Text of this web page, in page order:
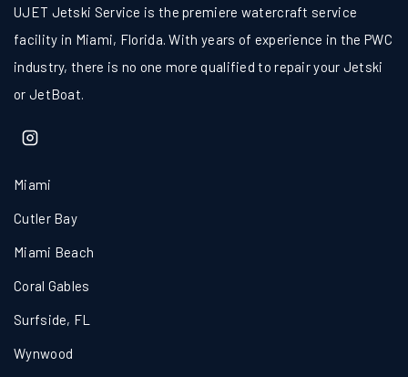
UJET Jetski Service is the premiere watercraft service
facility in Miami, Florida. With years of experience in the PWC
industry, there is no one more qualified to repair your Jetski
or JetBoat.
Miami
Cutler Bay
Miami Beach
Coral Gables
Surfside, FL
Wynwood